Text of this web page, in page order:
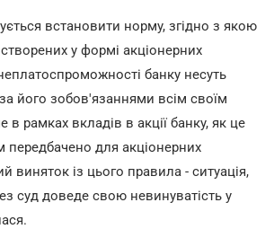
встановити норму, згідно з якою
у формі акціонерних
банку несуть
за його зобов'язаннями всім своїм
рамках вкладів в акції банку, як це
передбачено для акціонерних
виняток із цього правила - ситуація,
суд доведе свою невинуватість у